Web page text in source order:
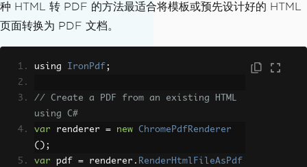
种 HTML 转 PDF 的方法最适合将模板或预先设计好的 HTML
页面转换为 PDF 文档。
using IronPdf ;
// Create a PDF from an existing HTML
using C#
var renderer = new
ChromePdfRenderer
();
var pdf = renderer . RenderHtmlFileAsPdf